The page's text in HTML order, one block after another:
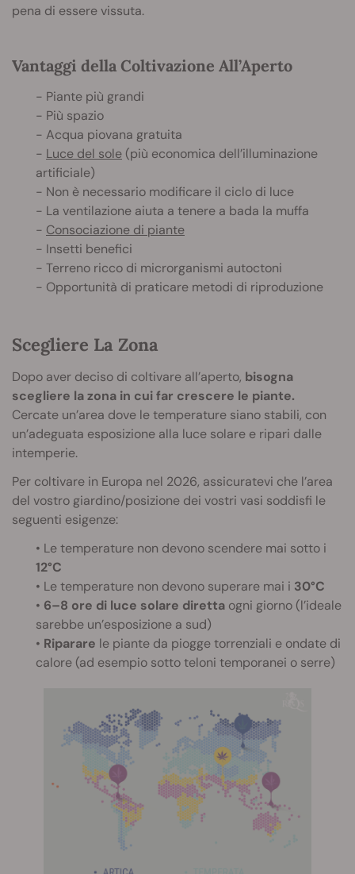
pena di essere vissuta.
Vantaggi della Coltivazione All’Aperto
- Piante più grandi
- Più spazio
- Acqua piovana gratuita
- Luce del sole (più economica dell’illuminazione
artificiale)
- Non è necessario modificare il ciclo di luce
- La ventilazione aiuta a tenere a bada la muffa
- Consociazione di piante
- Insetti benefici
- Terreno ricco di microrganismi autoctoni
- Opportunità di praticare metodi di riproduzione
Scegliere La Zona
Dopo aver deciso di coltivare all’aperto, bisogna
scegliere la zona in cui far crescere le piante.
Cercate un’area dove le temperature siano stabili, con
un’adeguata esposizione alla luce solare e ripari dalle
intemperie.
Per coltivare in Europa nel 2026, assicuratevi che l’area
del vostro giardino/posizione dei vostri vasi soddisfi le
seguenti esigenze:
• Le temperature non devono scendere mai sotto i
12°C
• Le temperature non devono superare mai i 30°C
• 6–8 ore di luce solare diretta ogni giorno (l’ideale
sarebbe un’esposizione a sud)
• Riparare le piante da piogge torrenziali e ondate di
calore (ad esempio sotto teloni temporanei o serre)